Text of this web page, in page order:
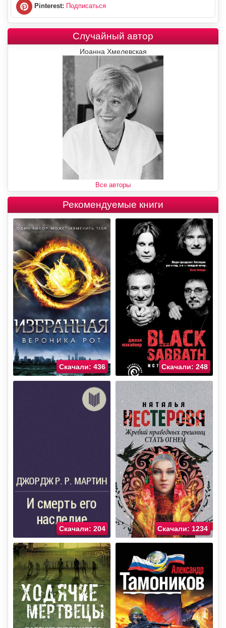
Pinterest: Подписаться
Случайный автор
Иоанна Хмелевская
Все авторы
Рекомендуемые книги
Скачали: 436 Скачали: 248
Скачали: 204 Скачали: 1234